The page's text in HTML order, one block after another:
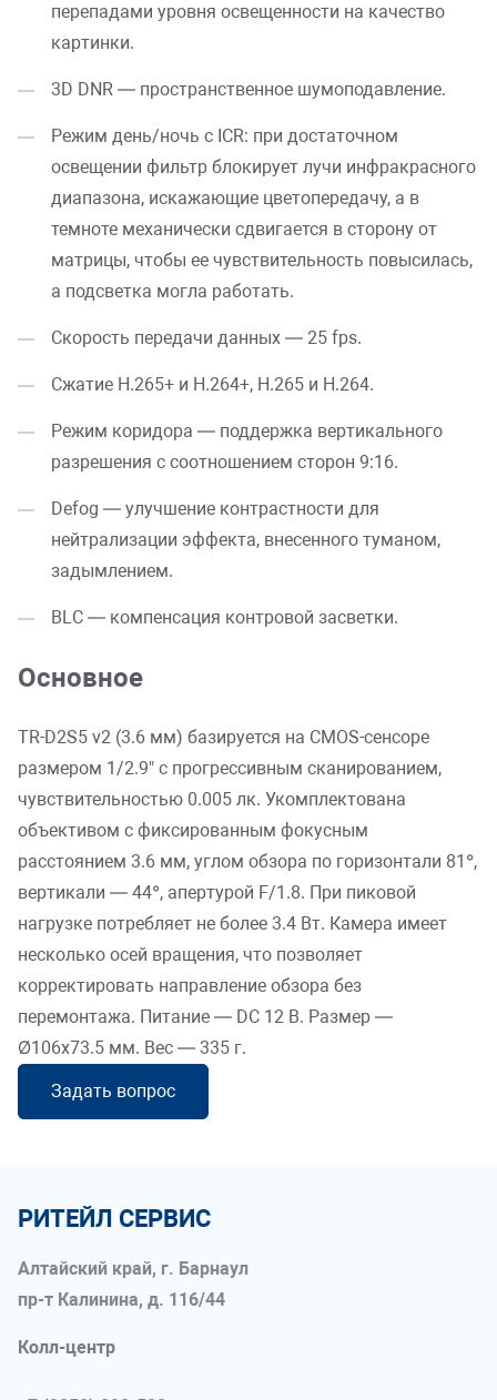
перепадами уровня освещенности на качество
картинки.
3D DNR — пространственное шумоподавление.
Режим день/ночь с ICR: при достаточном
освещении фильтр блокирует лучи инфракрасного
диапазона, искажающие цветопередачу, а в
темноте механически сдвигается в сторону от
матрицы, чтобы ее чувствительность повысилась,
а подсветка могла работать.
Скорость передачи данных — 25 fps.
Сжатие H.265+ и H.264+, H.265 и H.264.
Режим коридора — поддержка вертикального
разрешения с соотношением сторон 9:16.
Defog — улучшение контрастности для
нейтрализации эффекта, внесенного туманом,
задымлением.
BLC — компенсация контровой засветки.
Основное
TR-D2S5 v2 (3.6 мм) базируется на CMOS-сенсоре
размером 1/2.9" с прогрессивным сканированием,
чувствительностью 0.005 лк. Укомплектована
объективом с фиксированным фокусным
расстоянием 3.6 мм, углом обзора по горизонтали 81°,
вертикали — 44°, апертурой F/1.8. При пиковой
нагрузке потребляет не более 3.4 Вт. Камера имеет
несколько осей вращения, что позволяет
корректировать направление обзора без
перемонтажа. Питание — DC 12 В. Размер —
Ø106x73.5 мм. Вес — 335 г.
Задать вопрос
РИТЕЙЛ СЕРВИС
Алтайский край, г. Барнаул
пр-т Калинина, д. 116/44
Колл-центр